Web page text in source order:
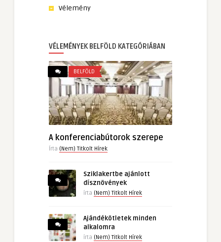
Vélemény
VÉLEMÉNYEK BELFÖLD KATEGÓRIÁBAN
BELFÖLD
A konferenciabútorok szerepe
Írta (Nem) Titkolt Hírek
Sziklakertbe ajánlott
dísznövények
írta (Nem) Titkolt Hírek
Ajándékötletek minden
alkalomra
írta (Nem) Titkolt Hírek